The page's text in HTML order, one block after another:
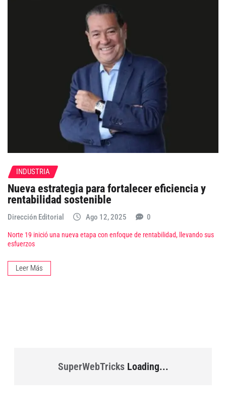
INDUSTRIA
Nueva estrategia para fortalecer eficiencia y
rentabilidad sostenible
Dirección Editorial Ago 12, 2025 0
Norte 19 inició una nueva etapa con enfoque de rentabilidad, llevando sus
esfuerzos
Leer Más
SuperWebTricksLoading...